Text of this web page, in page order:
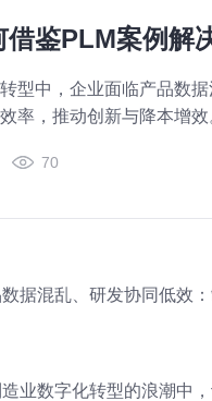
鉴PLM案例解
型中，企业面临产品数
率，推动创新与降本增效
70
据混乱、研发协同低效
业数字化转型的浪潮中